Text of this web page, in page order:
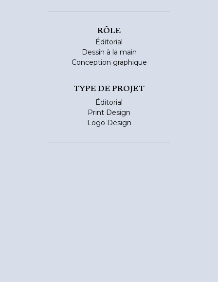
RÔLE
Éditorial
Dessin à la main
Conception graphique
TYPE DE PROJET
Éditorial
Print Design
Logo Design